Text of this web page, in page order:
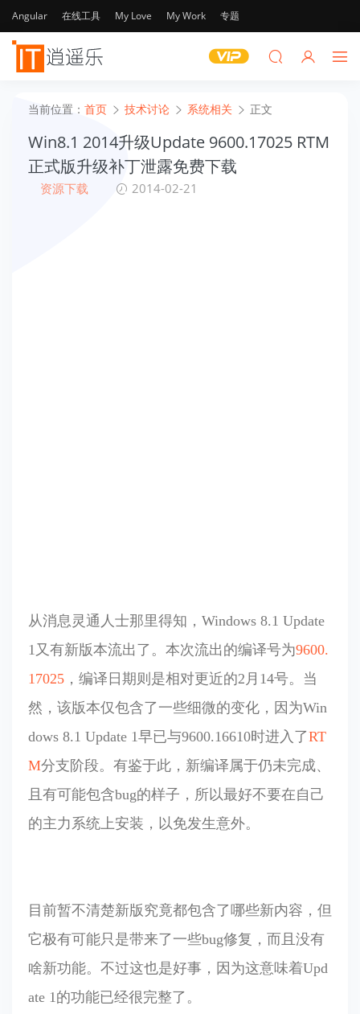
Angular 在线工具 My Love My Work 专题
当前位置： 首页 技术讨论 系统相关 正文
Win8.1 2014升级Update 9600.17025 RTM
正式版升级补丁泄露免费下载
资源下载 2014-02-21
从消息灵通人士那里得知，Windows 8.1 Update
1又有新版本流出了。本次流出的编译号为9600.
17025 ，编译日期则是相对更近的2月14号。当
然，该版本仅包含了一些细微的变化，因为Win
dows 8.1 Update 1早已与9600.16610时进入了RT
M分支阶段。有鉴于此，新编译属于仍未完成、
且有可能包含bug的样子，所以最好不要在自己
的主力系统上安装，以免发生意外。
目前暂不清楚新版究竟都包含了哪些新内容，但
它极有可能只是带来了一些bug修复，而且没有
啥新功能。不过这也是好事，因为这意味着Upd
ate 1的功能已经很完整了。